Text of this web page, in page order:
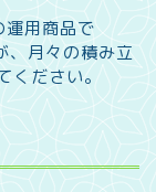
運用商品で
、月々の積み立
ください。